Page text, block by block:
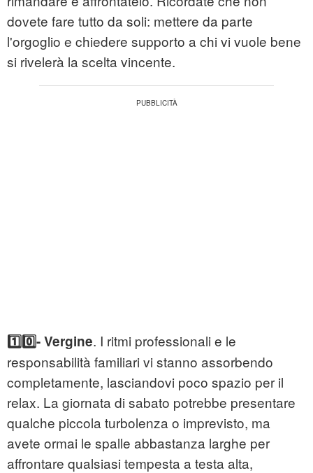
dovete fare tutto da soli: mettere da parte
l'orgoglio e chiedere supporto a chi vi vuole bene
si rivelerà la scelta vincente.
1️⃣0️⃣- Vergine. I ritmi professionali e le
responsabilità familiari vi stanno assorbendo
completamente, lasciandovi poco spazio per il
relax. La giornata di sabato potrebbe presentare
qualche piccola turbolenza o imprevisto, ma
avete ormai le spalle abbastanza larghe per
affrontare qualsiasi tempesta a testa alta,